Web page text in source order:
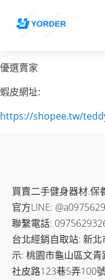
優選賣家
蝦皮網址:
https://shopee.tw/
買賣二手健身器材.保
官方LINE:
聯繫電話:
台北經銷自取站: 新
示: 桃園市龜山區文
社皮路123巷5弄100